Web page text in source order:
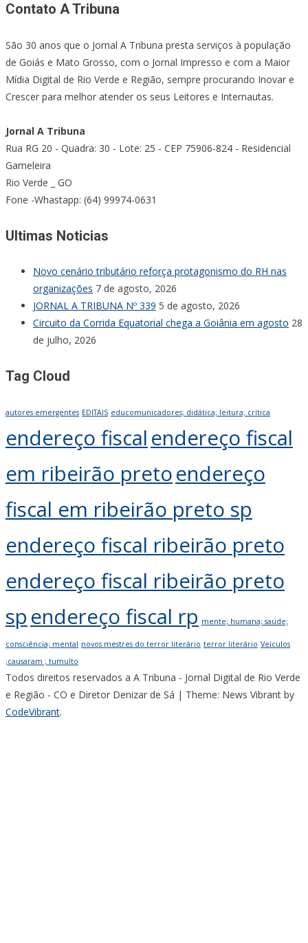
Contato A Tribuna
São 30 anos que o Jornal A Tribuna presta serviços à população
de Goiás e Mato Grosso, com o Jornal Impresso e com a Maior
Mídia Digital de Rio Verde e Região, sempre procurando Inovar e
Crescer para melhor atender os seus Leitores e Internautas.
Jornal A Tribuna
Rua RG 20 - Quadra: 30 - Lote: 25 - CEP 75906-824 - Residencial
Gameleira
Rio Verde _ GO
Fone -Whastapp: (64) 99974-0631
Ultimas Noticias
Novo cenário tributário reforça protagonismo do RH nas
organizações 7 de agosto, 2026
JORNAL A TRIBUNA Nº 339 5 de agosto, 2026
Circuito da Corrida Equatorial chega a Goiânia em agosto 28
de julho, 2026
Tag Cloud
autores emergentes EDITAIS educomunicadores; didática; leitura; crítica
endereço fiscal endereço fiscal
em ribeirão pretoendereço
fiscal em ribeirão preto sp
endereço fiscal ribeirão preto
endereço fiscal ribeirão preto
sp endereço fiscal rp mente; humana; saúde;
consciência; mental novos mestres do terror literário terror literário Veículos
;causaram ; tumulto
Todos direitos reservados a A Tribuna - Jornal Digital de Rio Verde
e Região - CO e Diretor Denizar de Sá | Theme: News Vibrant by
CodeVibrant.